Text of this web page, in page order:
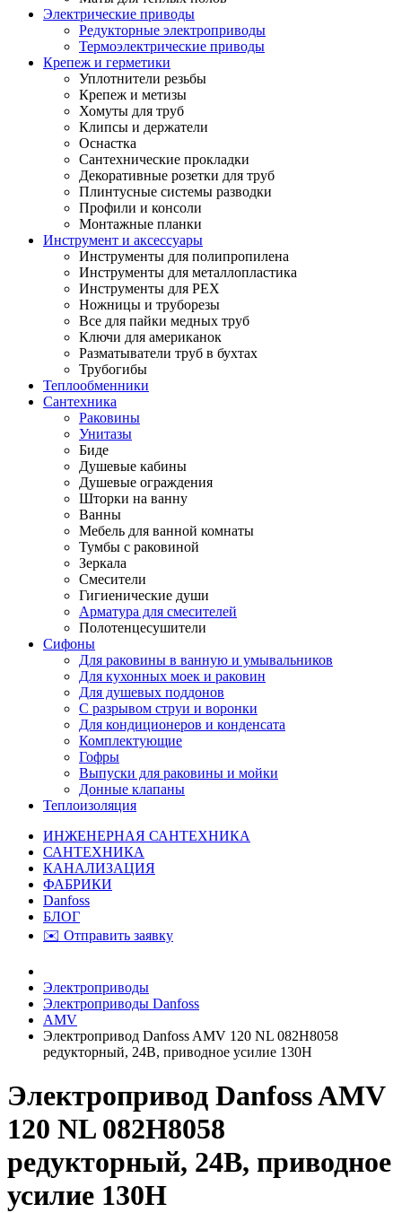
Электрические приводы
Редукторные электроприводы
Термоэлектрические приводы
Крепеж и герметики
Уплотнители резьбы
Крепеж и метизы
Хомуты для труб
Клипсы и держатели
Оснастка
Сантехнические прокладки
Декоративные розетки для труб
Плинтусные системы разводки
Профили и консоли
Монтажные планки
Инструмент и аксессуары
Инструменты для полипропилена
Инструменты для металлопластика
Инструменты для PEX
Ножницы и труборезы
Все для пайки медных труб
Ключи для американок
Разматыватели труб в бухтах
Трубогибы
Теплообменники
Сантехника
Раковины
Унитазы
Биде
Душевые кабины
Душевые ограждения
Шторки на ванну
Ванны
Мебель для ванной комнаты
Тумбы с раковиной
Зеркала
Смесители
Гигиенические души
Арматура для смесителей
Полотенцесушители
Сифоны
Для раковины в ванную и умывальников
Для кухонных моек и раковин
Для душевых поддонов
С разрывом струи и воронки
Для кондиционеров и конденсата
Комплектующие
Гофры
Выпуски для раковины и мойки
Донные клапаны
Теплоизоляция
ИНЖЕНЕРНАЯ САНТЕХНИКА
САНТЕХНИКА
КАНАЛИЗАЦИЯ
ФАБРИКИ
Danfoss
БЛОГ
✉️ Отправить заявку
Электроприводы
Электроприводы Danfoss
AMV
Электропривод Danfoss AMV 120 NL 082H8058
редукторный, 24В, приводное усилие 130Н
Электропривод Danfoss AMV
120 NL 082H8058
редукторный, 24В, приводное
усилие 130Н